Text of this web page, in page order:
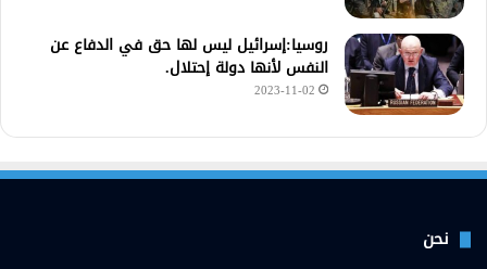
روسيا:إسرائيل ليس لها حق في الدفاع عن
النفس لأنها دولة إحتلال.
2023-11-02
نحن